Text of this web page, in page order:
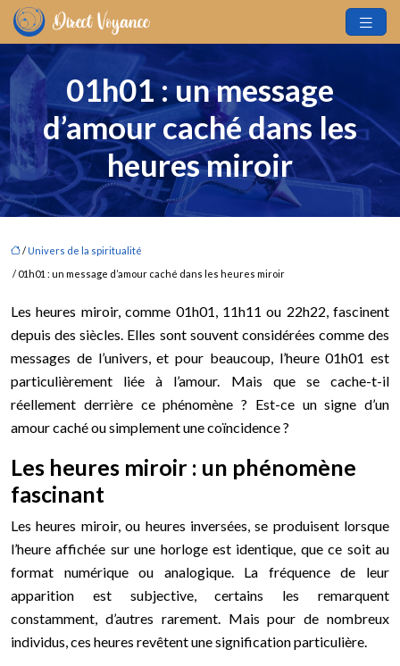
01h01 : un message
d’amour caché dans les
heures miroir
/ Univers de la spiritualité
/ 01h01 : un message d’amour caché dans les heures miroir
Les heures miroir, comme 01h01, 11h11 ou 22h22, fascinent
depuis des siècles. Elles sont souvent considérées comme des
messages de l’univers, et pour beaucoup, l’heure 01h01 est
particulièrement liée à l’amour. Mais que se cache-t-il
réellement derrière ce phénomène ? Est-ce un signe d’un
amour caché ou simplement une coïncidence ?
Les heures miroir : un phénomène
fascinant
Les heures miroir, ou heures inversées, se produisent lorsque
l’heure affichée sur une horloge est identique, que ce soit au
format numérique ou analogique. La fréquence de leur
apparition est subjective, certains les remarquent
constamment, d’autres rarement. Mais pour de nombreux
individus, ces heures revêtent une signification particulière.